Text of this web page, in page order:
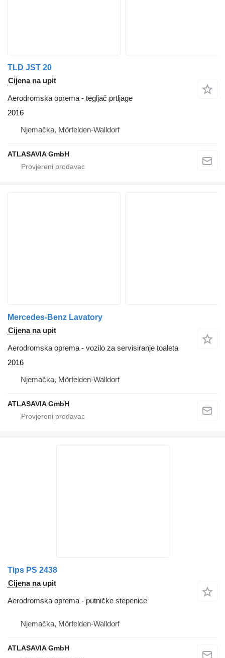
TLD JST 20
Cijena na upit
Aerodromska oprema - tegljač prtljage
2016
Njemačka, Mörfelden-Walldorf
ATLASAVIA GmbH
Mercedes-Benz Lavatory
Cijena na upit
Aerodromska oprema - vozilo za servisiranje toaleta
2016
Njemačka, Mörfelden-Walldorf
ATLASAVIA GmbH
Tips PS 2438
Cijena na upit
Aerodromska oprema - putničke stepenice
Njemačka, Mörfelden-Walldorf
ATLASAVIA GmbH